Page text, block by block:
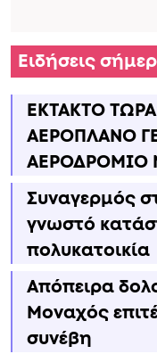
Ειδήσεις
ΕΚΤΑΚΤΟ
ΑΕΡΟΠΛΑΝΟ
ΑΕΡΟΔΡΟΜΙΟ
Συναγερμός
γνωστό
πολυκατοικία
Απόπειρα
Μοναχός
συνέβη